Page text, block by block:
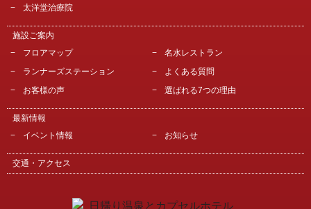
太洋堂治療院
施設ご案内
フロアマップ
名水レストラン
ランナーズステーション
よくある質問
お客様の声
選ばれる7つの理由
最新情報
イベント情報
お知らせ
交通・アクセス